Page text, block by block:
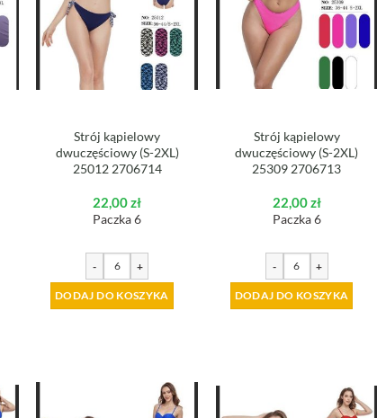
Strój kąpielowy
dwuczęściowy (S-2XL)
25012 2706714
22,00zł
Paczka 6
- +
DODAJ DO KOSZYKA
Strój kąpielowy
dwuczęściowy (S-2XL)
25309 2706713
22,00zł
Paczka 6
- +
DODAJ DO KOSZYKA